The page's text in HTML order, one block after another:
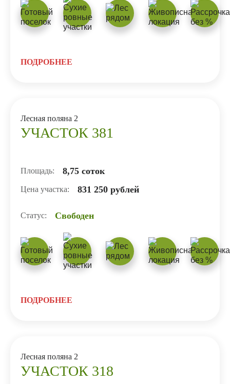
ПОДРОБНЕЕ
Лесная поляна 2
УЧАСТОК 381
Площадь: 8,75 соток
Цена участка: 831 250 рублей
Статус: Свободен
ПОДРОБНЕЕ
Лесная поляна 2
УЧАСТОК 318